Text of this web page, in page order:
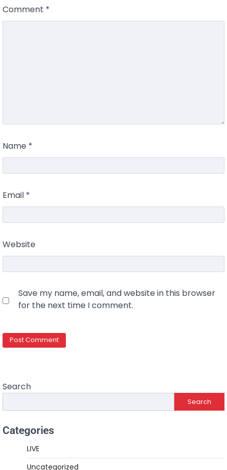
Comment *
Name *
Email *
Website
Save my name, email, and website in this browser
for the next time I comment.
Search
Search
Categories
LIVE
Uncategorized